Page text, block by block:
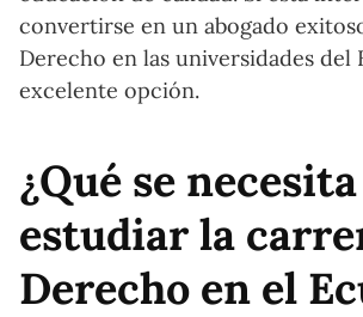
convertirse en un abogado
Derecho en las universidades del
excelente opción.
¿Qué se
estudiar la
Derecho en el